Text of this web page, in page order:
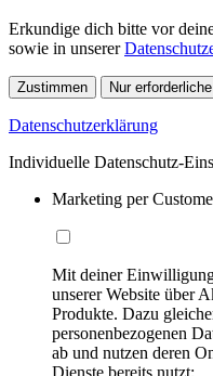
Erkundige dich bitte vor
sowie in unserer
Zustimmen Nur erforderliche
Datenschutzerklärung
Individuelle Datenschutz-
Marketing per
Mit deiner
unserer Website über
Produkte. Dazu
personenbezogenen
ab und nutzen deren
Dienste bereits nutzt: